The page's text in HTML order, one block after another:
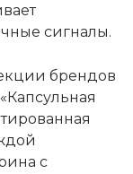
сигналы.
брендов
с